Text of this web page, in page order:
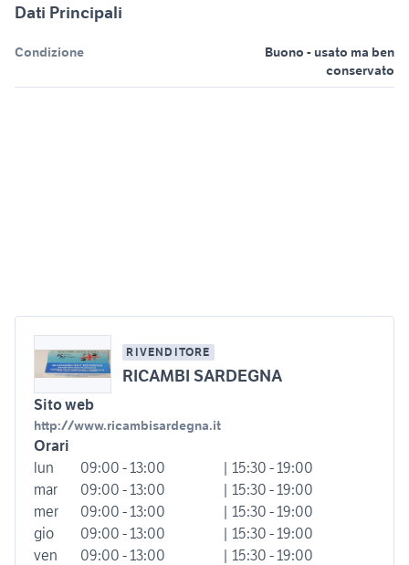
Dati Principali
Condizione
Buono - usato ma ben
conservato
RIVENDITORE
RICAMBI SARDEGNA
Sito web
http://www.ricambisardegna.it
Orari
lun
09:00 - 13:00
| 15:30 - 19:00
mar
09:00 - 13:00
| 15:30 - 19:00
mer
09:00 - 13:00
| 15:30 - 19:00
gio
09:00 - 13:00
| 15:30 - 19:00
ven
09:00 - 13:00
| 15:30 - 19:00